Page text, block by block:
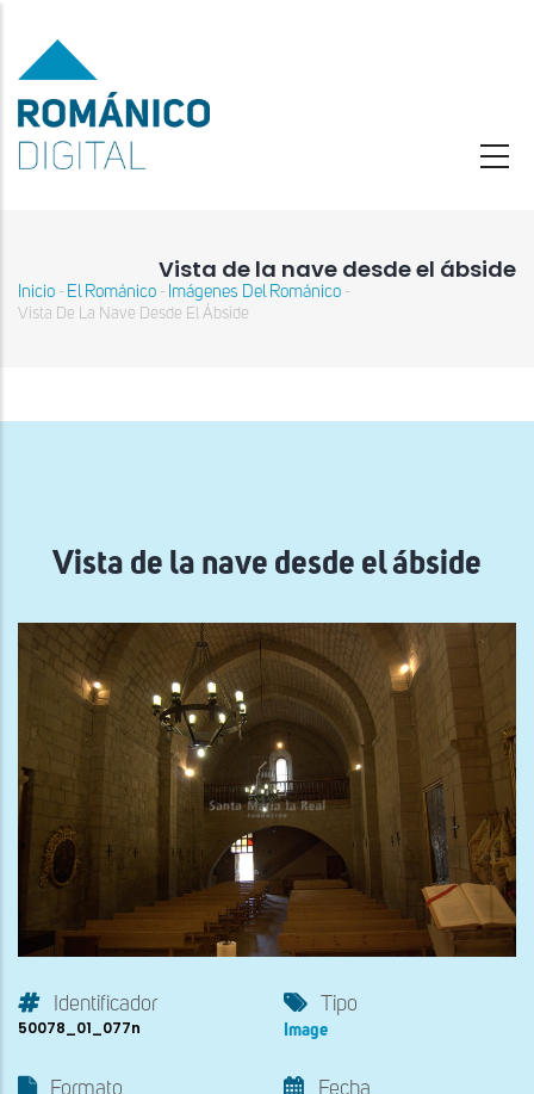
contenido
principal
Vista de la nave desde el ábside
Sobrescribir
ayuda
Inicio - El Románico - Imágenes Del Románico -
Vista De La Nave Desde El Ábside
Vista de la nave desde el ábside
Identificador
50078_01_077n
Tipo
Image